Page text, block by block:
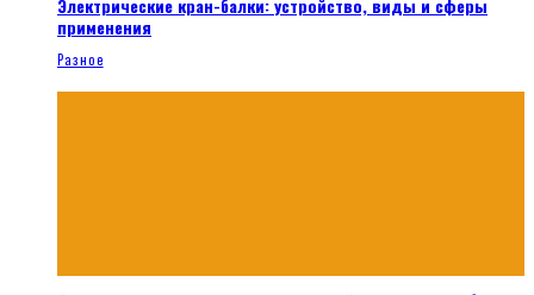
применения
Разное